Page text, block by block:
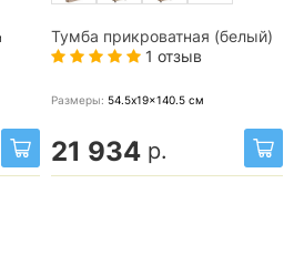
Тумба прикроватная (белый)
1 отзыв
Размеры: 54.5x19x140.5 см
21 934 р.